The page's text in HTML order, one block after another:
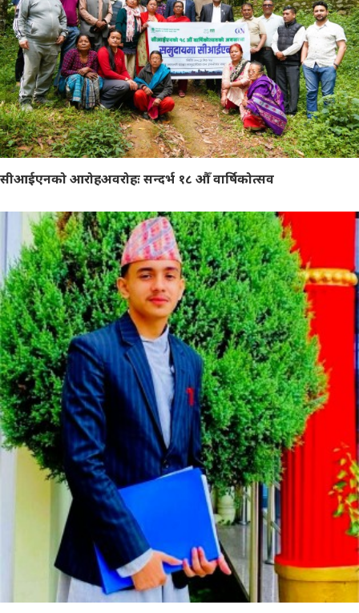
सीआईएनको आरोहअवरोहः सन्दर्भ १८ औँ वार्षिकोत्सव